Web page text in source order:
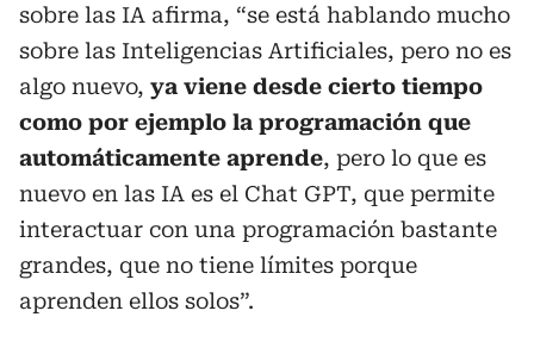
sobre las IA afirma, “se está hablando mucho
sobre las Inteligencias Artificiales, pero no es
algo nuevo, ya viene desde cierto tiempo
como por ejemplo la programación que
automáticamente aprende, pero lo que es
nuevo en las IA es el Chat GPT, que permite
interactuar con una programación bastante
grandes, que no tiene límites porque
aprenden ellos solos”.